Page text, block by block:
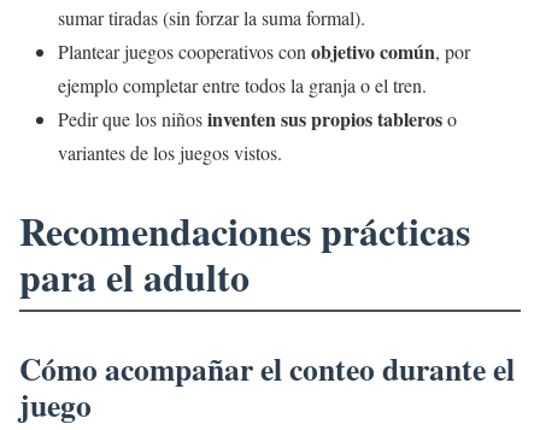
sumar tiradas (sin forzar la suma formal).
Plantear juegos cooperativos conobjetivo común, por
ejemplo completar entre todos la granja o el tren.
Pedir que los niñosinventen sus propios tableroso
variantes de los juegos vistos.
Recomendaciones prácticas
para el adulto
Cómo acompañar el conteo durante el
juego